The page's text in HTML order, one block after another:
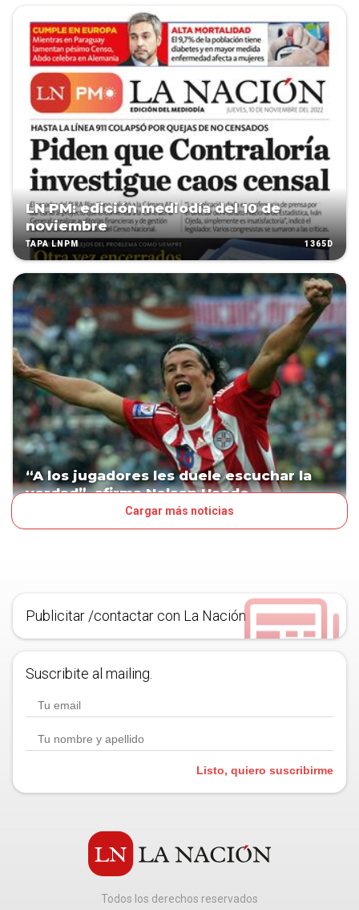
LN PM: edición mediodía del 10 de
noviembre
TAPA LNPM 1365D
“A los jugadores les duele escuchar la
verdad”, afirma Nelson Haedo
Cargar más noticias
Publicitar /contactar con La Nación
Suscribite al mailing.
Listo, quiero suscribirme
Todos los derechos reservados